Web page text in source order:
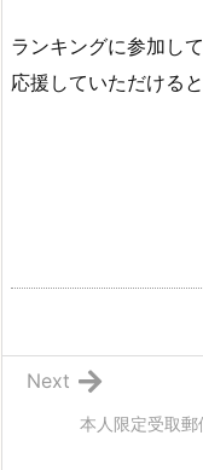
ランキングに参加して
応援していただける
本人限定受取
Next